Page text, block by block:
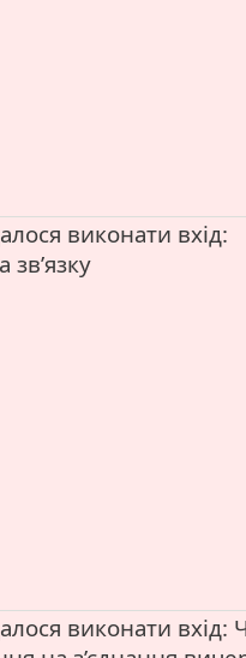
виконати вхід:
виконати вхід: